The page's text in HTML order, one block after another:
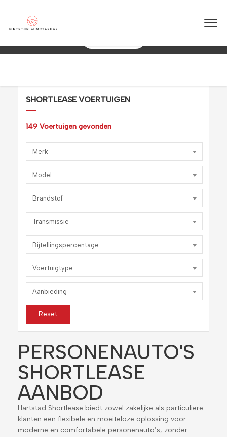
& flexibel!
SHORTLEASE VOERTUIGEN
149 Voertuigen gevonden
Merk
Model
Brandstof
Transmissie
Bijtellingspercentage
Voertuigtype
Aanbieding
Reset
PERSONENAUTO'S
SHORTLEASE
AANBOD
Hartstad Shortlease biedt zowel zakelijke als particuliere
klanten een flexibele en moeiteloze oplossing voor
moderne en comfortabele personenauto’s, zonder